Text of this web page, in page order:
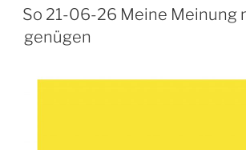
AM
So 21-06-26 Meine Meinung
genügen